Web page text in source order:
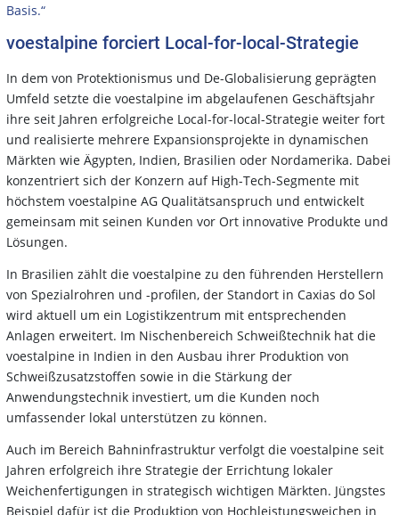
Basis.“
voestalpine forciert Local-for-local-Strategie
In dem von Protektionismus und De-Globalisierung geprägten
Umfeld setzte die voestalpine im abgelaufenen Geschäftsjahr
ihre seit Jahren erfolgreiche Local-for-local-Strategie weiter fort
und realisierte mehrere Expansionsprojekte in dynamischen
Märkten wie Ägypten, Indien, Brasilien oder Nordamerika. Dabei
konzentriert sich der Konzern auf High-Tech-Segmente mit
höchstem voestalpine AG Qualitätsanspruch und entwickelt
gemeinsam mit seinen Kunden vor Ort innovative Produkte und
Lösungen.
In Brasilien zählt die voestalpine zu den führenden Herstellern
von Spezialrohren und -profilen, der Standort in Caxias do Sol
wird aktuell um ein Logistikzentrum mit entsprechenden
Anlagen erweitert. Im Nischenbereich Schweißtechnik hat die
voestalpine in Indien in den Ausbau ihrer Produktion von
Schweißzusatzstoffen sowie in die Stärkung der
Anwendungstechnik investiert, um die Kunden noch
umfassender lokal unterstützen zu können.
Auch im Bereich Bahninfrastruktur verfolgt die voestalpine seit
Jahren erfolgreich ihre Strategie der Errichtung lokaler
Weichenfertigungen in strategisch wichtigen Märkten. Jüngstes
Beispiel dafür ist die Produktion von Hochleistungsweichen in